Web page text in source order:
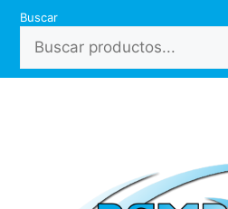
Saltar
contenido
Buscar